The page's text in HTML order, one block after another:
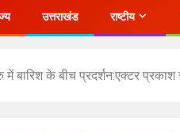
उत्तराखंड राष्टीय
के बीच प्रदर्शन:एक्टर प्रकाश